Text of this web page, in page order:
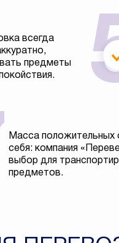
всегда
предметы
Масса положительных
себя: компания
выбор для
предметов.